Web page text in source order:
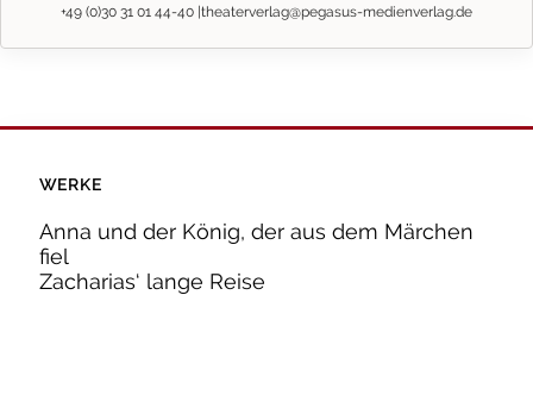
+49 (0)30 31 01 44-40 |theaterverlag@pegasus-medienverlag.de
WERKE
Anna und der König, der aus dem Märchen
fiel
Zacharias‘ lange Reise